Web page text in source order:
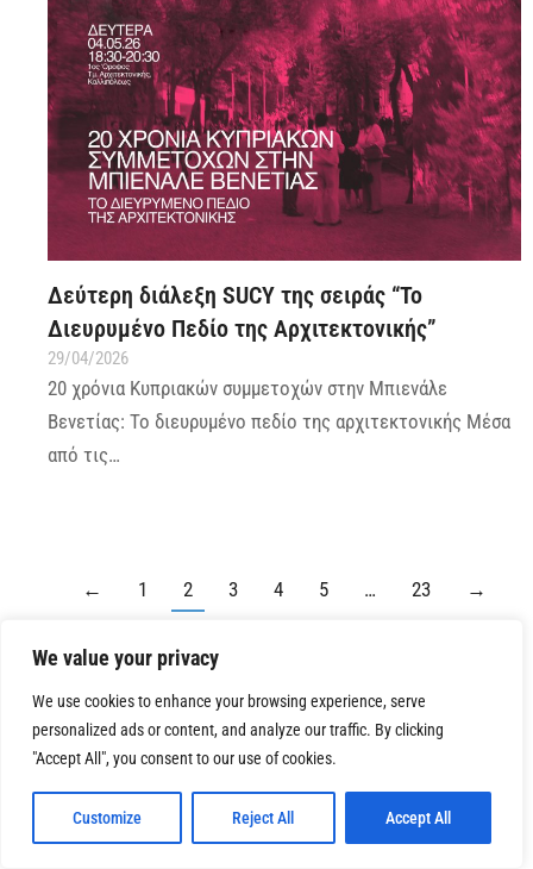
We value your privacy
We use cookies to enhance your browsing experience, serve
personalized ads or content, and analyze our traffic. By clicking
"Accept All", you consent to our use of cookies.
Customize Reject All Accept All
Δεύτερη διάλεξη SUCY της σειράς “Το
Διευρυμένο Πεδίο της Αρχιτεκτονικής”
29/04/2026
20 χρόνια Κυπριακών συμμετοχών στην Μπιενάλε
Βενετίας: Το διευρυμένο πεδίο της αρχιτεκτονικής Μέσα
από τις…
← 1 2 3 4 5 … 23 →
ΝΕΑ
ΑΝΑΚΟΙΝΩΣΕΙΣ
ΕΚΔΗΛΩΣΕΙΣ
ΕΚΘΕΣΕΙΣ
ΕΡΓΑΣΤΗΡΙΑ